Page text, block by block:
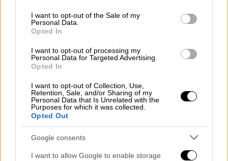
consent section.
I want to opt-out of the Sale of my
Personal Data.
Opted In
I want to opt-out of processing my
Personal Data for Targeted Advertising.
Opted In
I want to opt-out of Collection, Use,
Retention, Sale, and/or Sharing of my
Personal Data that Is Unrelated with the
Purposes for which it was collected.
Opted Out
Google consents
I want to allow Google to enable storage
κάνουν σε καλλιέργειες της περιοχής
ΑΛΛΑ #TAGS
Κρήτη
Ηράκλειο Κρήτης
πυροβολισμός
ειδήσεις τώρα